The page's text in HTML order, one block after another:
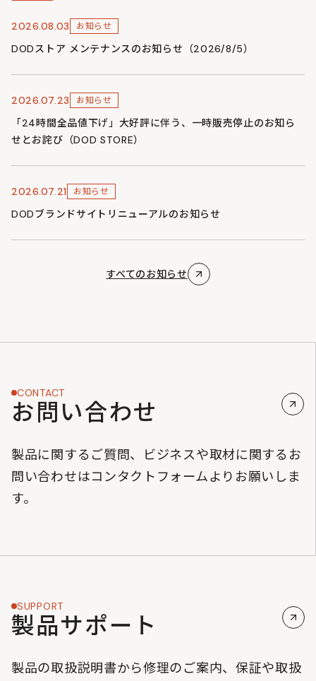
2026.08.03 お知らせ
DODストア メンテナンスのお知らせ（2026/8/5）
2026.07.23 お知らせ
「24時間全品値下げ」大好評に伴う、一時販売停止のお知ら
せとお詫び（DOD STORE）
2026.07.21 お知らせ
DODブランドサイトリニューアルのお知らせ
すべてのお知らせ
CONTACT
お問い合わせ
製品に関するご質問、ビジネスや取材に関するお
問い合わせはコンタクトフォームよりお願いしま
す。
SUPPORT
製品サポート
製品の取扱説明書から修理のご案内、保証や取扱